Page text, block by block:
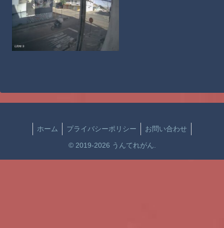
ホーム プライバシーポリシー お問い合わせ
© 2019-2026 うんてれがん.